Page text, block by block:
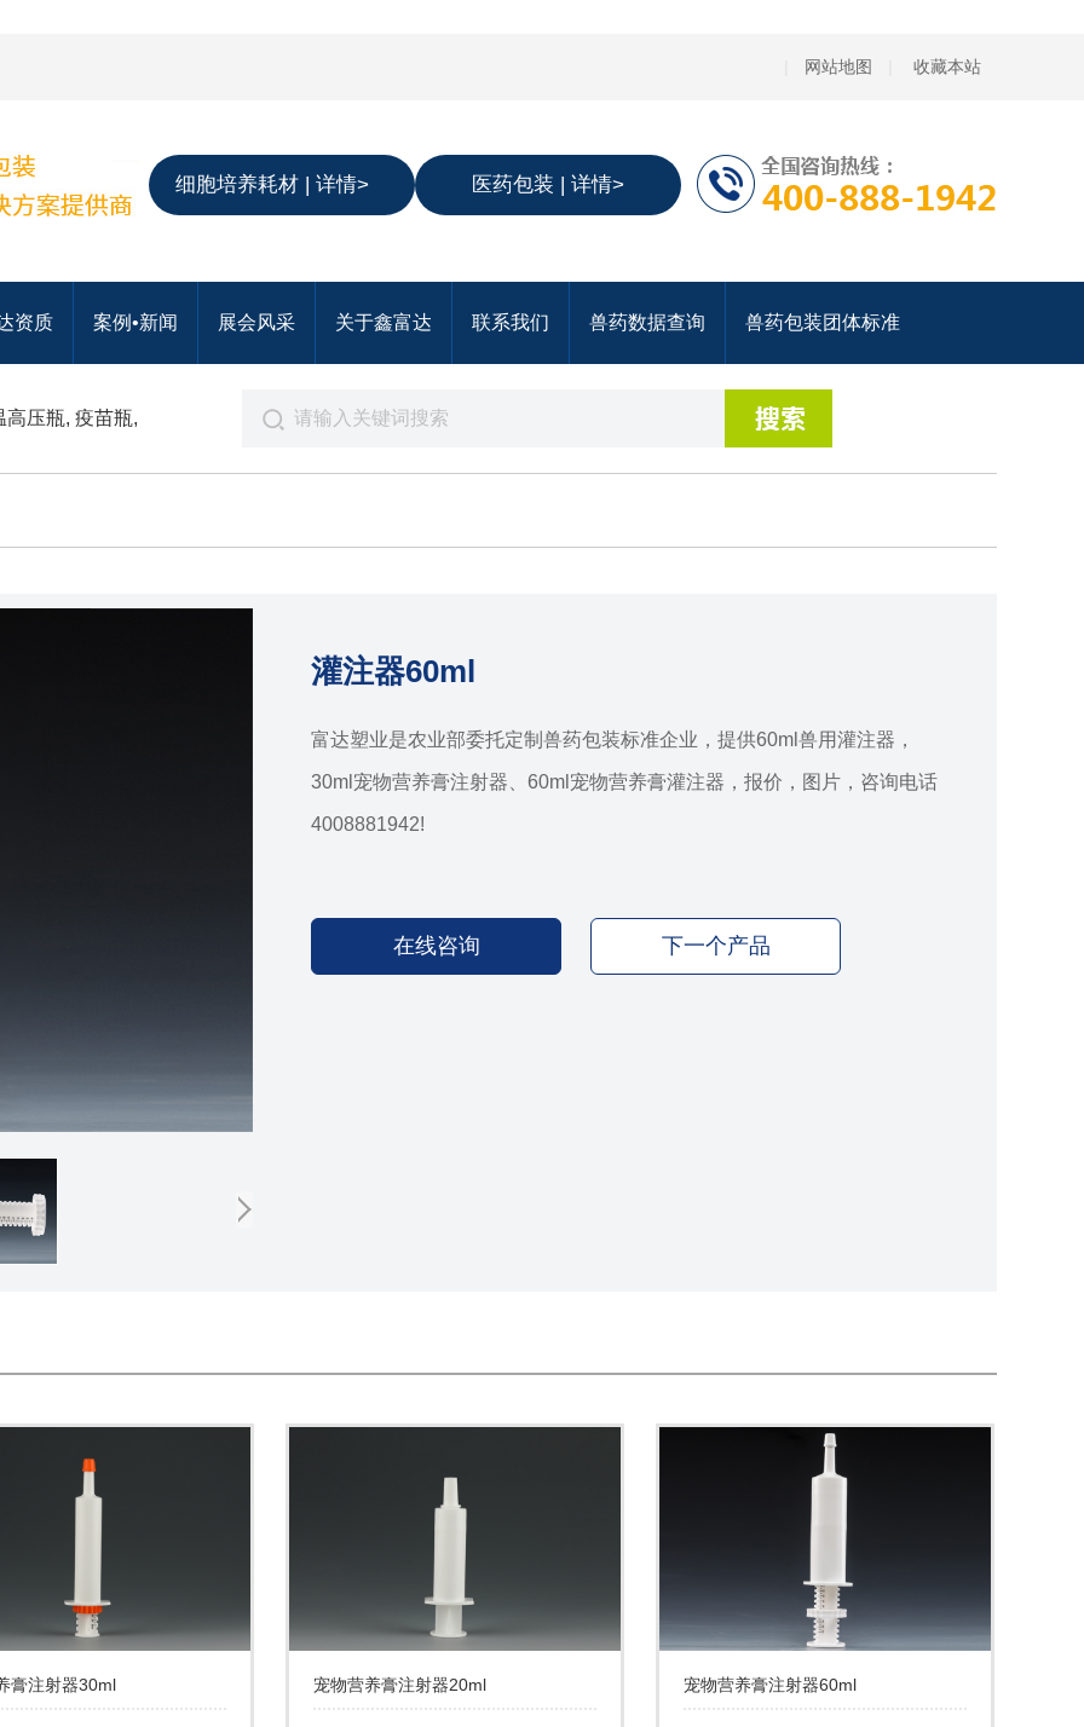
网站地图 收藏本站
细胞培养耗材 | 详情> 医药包装 | 详情>
资质 案例•新闻 展会风采 关于鑫富达 联系我们 兽药数据查询 兽药包装团体标准
高压瓶, 疫苗瓶,
灌注器60ml
富达塑业是农业部委托定制兽药包装标准企业，提供60ml兽用灌注器，
30ml宠物营养膏注射器、60ml宠物营养膏灌注器，报价，图片，咨询电话
4008881942!
在线咨询 下一个产品
膏注射器30ml 宠物营养膏注射器20ml 宠物营养膏注射器60ml